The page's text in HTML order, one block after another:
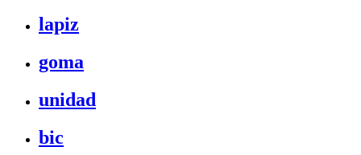
lapiz
goma
unidad
bic